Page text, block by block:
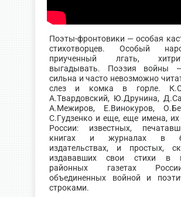
Поэты-фронтовики — особая
стихотворцев. Особый
приученный лгать,
выгадывать. Поэзия войны
сильна и часто невозможно
слез и комка в горле.
А.Твардовский, Ю.Друнина,
А.Межиров, Е.Винокуров,
С.Гудзенко и еще, еще имена,
России: известных,
книгах и журналах в
издательствах, и простых,
издававших свои стихи в
районных газетах
объединенных войной и
строками.